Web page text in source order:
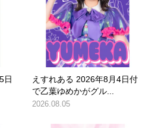
日
えすれある 2026年8月4日付
で乙葉ゆめかがグル...
2026.08.05